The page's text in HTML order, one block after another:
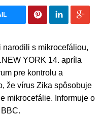
s mikrocefáliou,
YORK 14. apríla
pre kontrolu a
že vírus Zika spôsobuje
mikrocefálie. Informuje o